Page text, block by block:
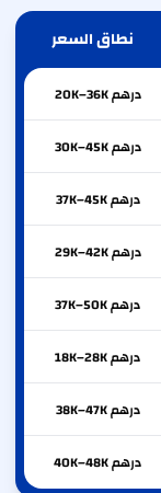
نطاق السعر
درهم 20K–36K
درهم 30K–45K
درهم 37K–45K
درهم 29K–42K
درهم 37K–50K
درهم 18K–28K
درهم 38K–47K
درهم 40K–48K